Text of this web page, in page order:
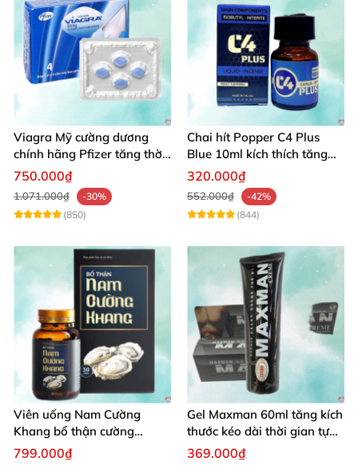
Viagra Mỹ cường dương
chính hãng Pfizer tăng thời
gian quan hệ nam giới
750.000₫
1.071.000₫
-30%
(850)
Chai hít Popper C4 Plus
Blue 10ml kích thích tăng
khoái cảm giới tính
320.000₫
552.000₫
-42%
(844)
Viên uống Nam Cường
Khang bổ thận cường
dương dài lâu sung mãn
799.000₫
Gel Maxman 60ml tăng kích
thước kéo dài thời gian tự
nhiên
369.000₫